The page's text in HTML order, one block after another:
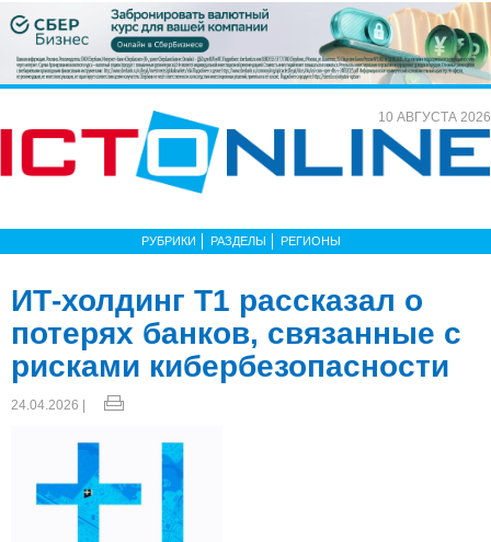
10 АВГУСТА 2026
РУБРИКИ РАЗДЕЛЫ РЕГИОНЫ
ИТ-холдинг T1 рассказал о
потерях банков, связанные с
рисками кибербезопасности
24.04.2026 |